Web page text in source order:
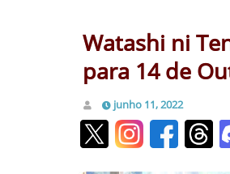
Watashi ni
para 14 de
junho 11, 2022